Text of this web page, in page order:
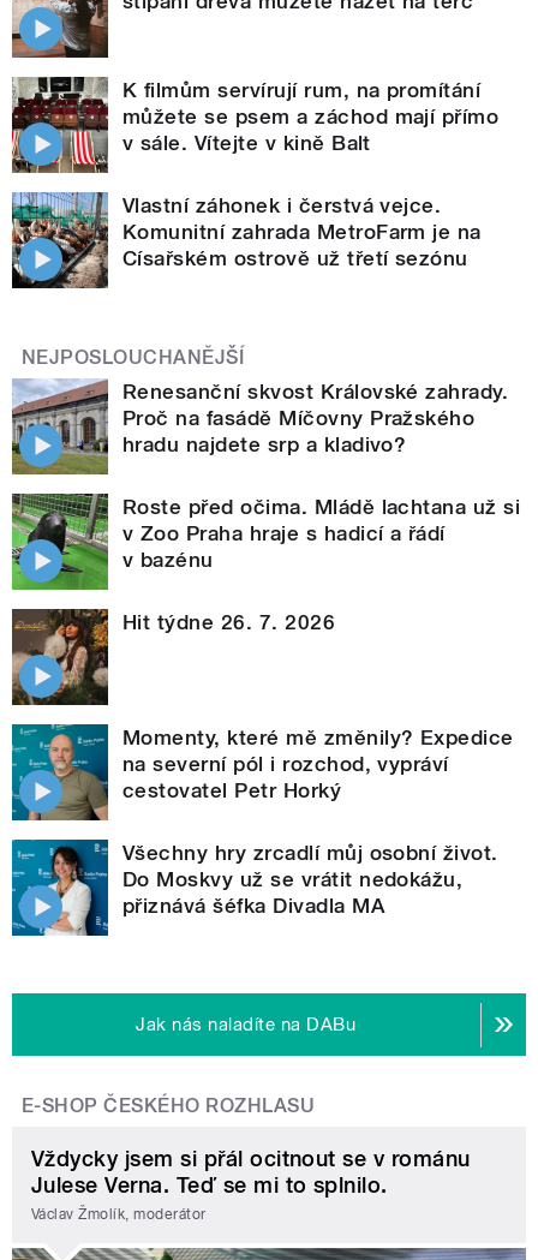
K filmům servírují rum, na promítání
můžete se psem a záchod mají přímo
v sále. Vítejte v kině Balt
Vlastní záhonek i čerstvá vejce.
Komunitní zahrada MetroFarm je na
Císařském ostrově už třetí sezónu
NEJPOSLOUCHANĚJŠÍ
Renesanční skvost Královské zahrady.
Proč na fasádě Míčovny Pražského
hradu najdete srp a kladivo?
Roste před očima. Mládě lachtana už si
v Zoo Praha hraje s hadicí a řádí
v bazénu
Hit týdne 26. 7. 2026
Momenty, které mě změnily? Expedice
na severní pól i rozchod, vypráví
cestovatel Petr Horký
Všechny hry zrcadlí můj osobní život.
Do Moskvy už se vrátit nedokážu,
přiznává šéfka Divadla MA
Jak nás naladíte na DABu
E-SHOP ČESKÉHO ROZHLASU
Vždycky jsem si přál ocitnout se v románu
Julese Verna. Teď se mi to splnilo.
Václav Žmolík, moderátor